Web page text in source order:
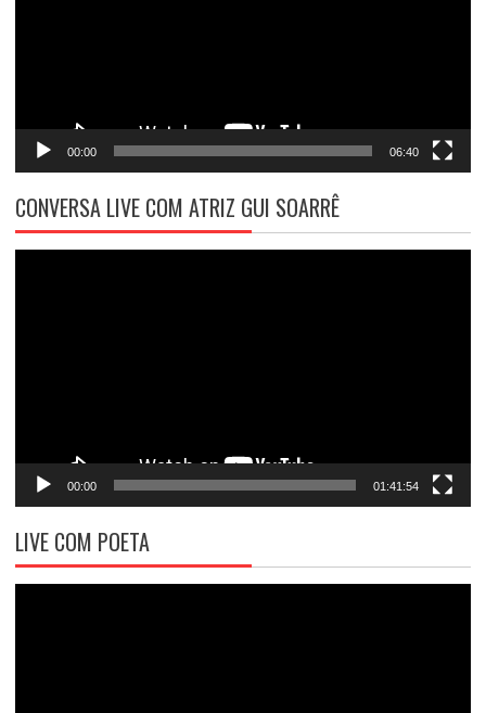
00:00 06:40
CONVERSA LIVE COM ATRIZ GUI SOARRÊ
00:00 01:41:54
LIVE COM POETA